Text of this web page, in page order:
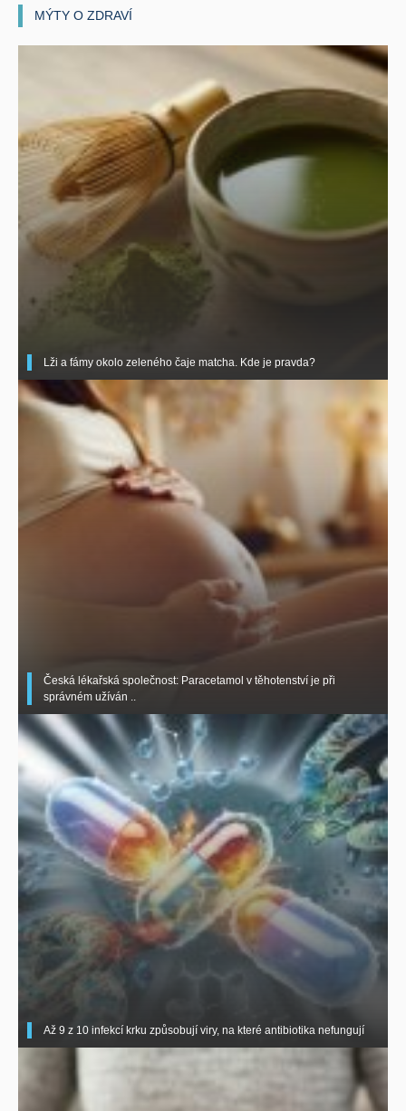
MÝTY O ZDRAVÍ
Lži a fámy okolo zeleného čaje matcha. Kde je pravda?
Česká lékařská společnost: Paracetamol v těhotenství je při
správném užíván ..
Až 9 z 10 infekcí krku způsobují viry, na které antibiotika nefungují